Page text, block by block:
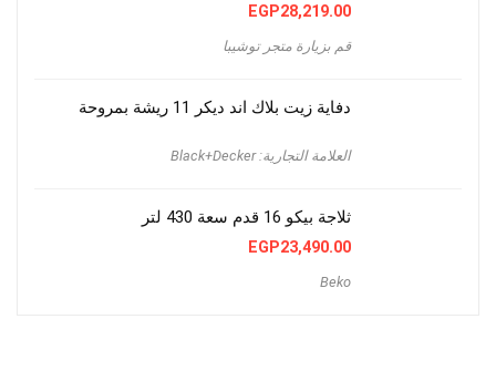
EGP28,219.00
قم بزيارة متجر توشيبا
دفاية زيت بلاك اند ديكر 11 ريشة بمروحة
العلامة التجارية: Black+Decker
ثلاجة بيكو 16 قدم سعة 430 لتر
EGP23,490.00
Beko